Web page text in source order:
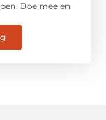
Doe mee en